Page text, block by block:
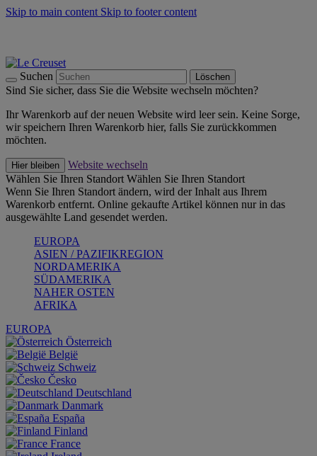
Skip to main content Skip to footer content
Suchen Löschen
Sind Sie sicher, dass Sie die Website wechseln möchten?
Ihr Warenkorb auf der neuen Website wird leer sein. Keine Sorge,
wir speichern Ihren Warenkorb hier, falls Sie zurückkommen
möchten.
Hier bleiben
Website wechseln
Wählen Sie Ihren Standort Wählen Sie Ihren Standort
Wenn Sie Ihren Standort ändern, wird der Inhalt aus Ihrem
Warenkorb entfernt. Online gekaufte Artikel können nur in das
ausgewählte Land gesendet werden.
EUROPA
ASIEN / PAZIFIKREGION
NORDAMERIKA
SÜDAMERIKA
NAHER OSTEN
AFRIKA
EUROPA
Österreich
België
Schweiz
Česko
Deutschland
Danmark
España
Finland
France